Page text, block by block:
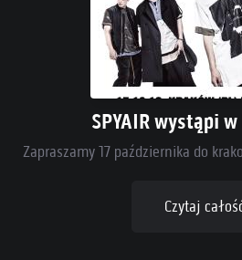
SPYAIR wystąpi
Zapraszamy 17 października do
Czytaj